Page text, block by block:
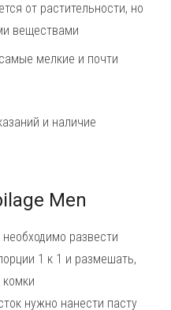
от растительности, но
веществами
мелкие и почти
и наличие
Men
развести
1 к 1 и размешать,
нужно нанести пасту